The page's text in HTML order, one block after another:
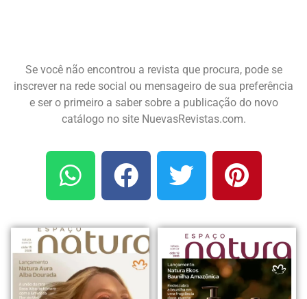
Se você não encontrou a revista que procura, pode se
inscrever na rede social ou mensageiro de sua preferência
e ser o primeiro a saber sobre a publicação do novo
catálogo no site NuevasRevistas.com.